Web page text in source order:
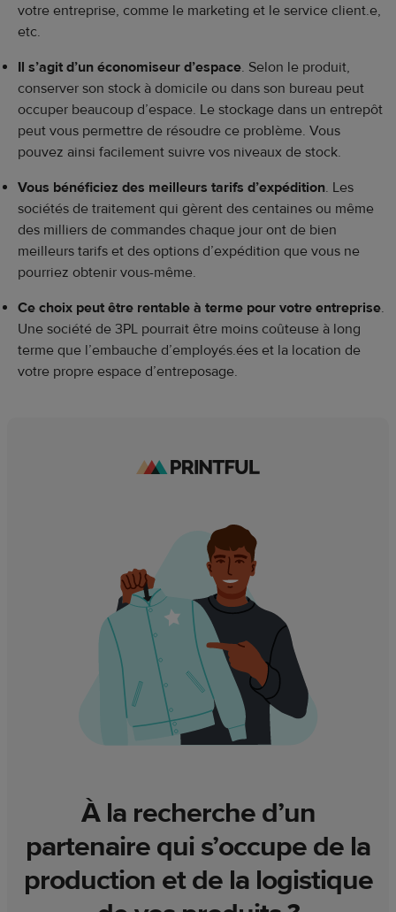
votre entreprise, comme le marketing et le service client.e,
etc.
Il s’agit d’un économiseur d’espace. Selon le produit,
conserver son stock à domicile ou dans son bureau peut
occuper beaucoup d’espace. Le stockage dans un entrepôt
peut vous permettre de résoudre ce problème. Vous
pouvez ainsi facilement suivre vos niveaux de stock.
Vous bénéficiez des meilleurs tarifs d’expédition. Les
sociétés de traitement qui gèrent des centaines ou même
des milliers de commandes chaque jour ont de bien
meilleurs tarifs et des options d’expédition que vous ne
pourriez obtenir vous-même.
Ce choix peut être rentable à terme pour votre entreprise.
Une société de 3PL pourrait être moins coûteuse à long
terme que l’embauche d’employés.ées et la location de
votre propre espace d’entreposage.
À la recherche d’un
partenaire qui s’occupe de la
production et de la logistique